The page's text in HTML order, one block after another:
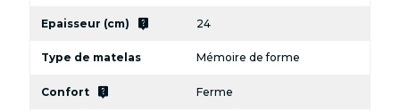
Epaisseur (cm) live_help 24
Type de matelas Mémoire de forme
Confort live_help Ferme